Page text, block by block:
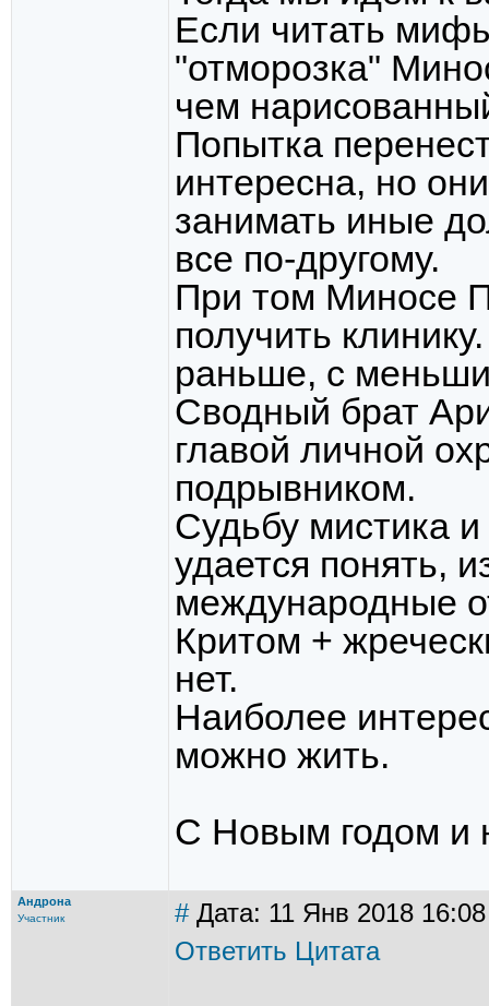
Если читать
"отморозка"
чем
Попытка
интересна, но
занимать иные
все по-другому.
При том Миносе
получить
раньше, с
Сводный брат
главой личной
подрывником.
Судьбу мистика
удается понять,
международные
Критом +
нет.
Наиболее
можно жить.
С Новым годом и
Андрона
Участник #Дата: 11 Янв 2018
Ответить Цитата